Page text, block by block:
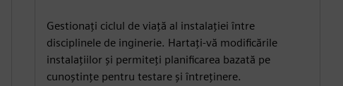
Gestionați ciclul de viață al instalației între
disciplinele de inginerie. Hartați-vă modificările
instalațiilor și permiteți planificarea bazată pe
cunoștințe pentru testare și întreținere.